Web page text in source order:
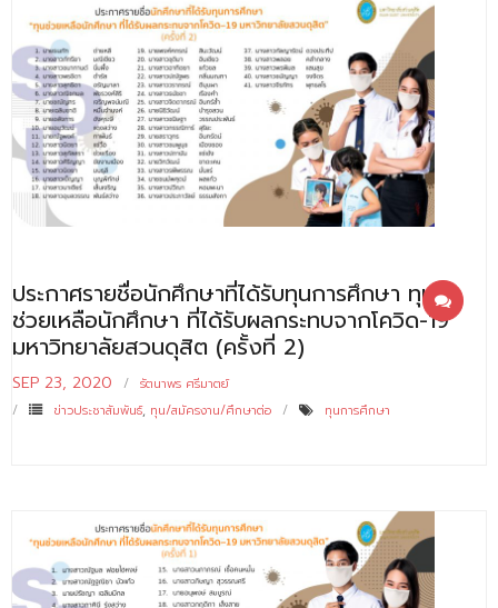
ประกาศรายชื่อนักศึกษาที่ได้รับทุนการศึกษา ทุน
ช่วยเหลือนักศึกษา ที่ได้รับผลกระทบจากโควิด-19
มหาวิทยาลัยสวนดุสิต (ครั้งที่ 2)
SEP 23, 2020
รัตนาพร ศรีมาตย์
ข่าวประชาสัมพันธ์, ทุน/สมัครงาน/ศึกษาต่อ ทุนการศึกษา